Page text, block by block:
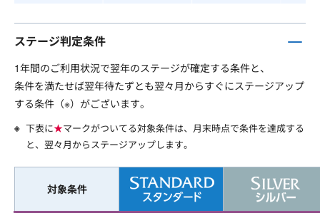
ステージ判定条件
1年間のご利用状況で翌年のステージが確定する条件と、
条件を満たせば翌年待たずとも翌々月からすぐにステージアップ
する条件（※）がございます。
下表に★マークがついてる対象条件は、月末時点で条件を達成する
と、翌々月からステージアップします。
対象条件